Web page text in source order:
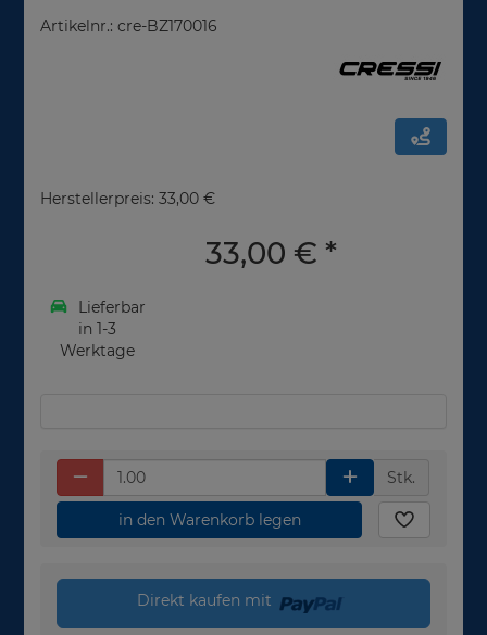
Artikelnr.: cre-BZ170016
Herstellerpreis: 33,00 €
33,00 € *
Lieferbar
in 1-3
Werktage
Stk.
in den Warenkorb legen
Direkt kaufen mit